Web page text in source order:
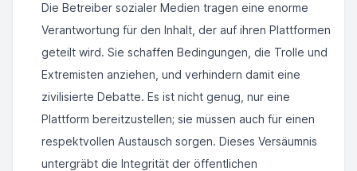
Die Betreiber sozialer Medien tragen eine enorme
Verantwortung für den Inhalt, der auf ihren Plattformen
geteilt wird. Sie schaffen Bedingungen, die Trolle und
Extremisten anziehen, und verhindern damit eine
zivilisierte Debatte. Es ist nicht genug, nur eine
Plattform bereitzustellen; sie müssen auch für einen
respektvollen Austausch sorgen. Dieses Versäumnis
untergräbt die Integrität der öffentlichen